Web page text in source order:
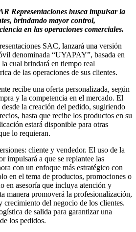
Representaciones busca impulsar la
brindando mayor control,
en las operaciones comerciales.
SAC, lanzará una versión
denominada “UYAPAY”, basada en
cual brindará en tiempo real
de las operaciones de sus clientes.
recibe una oferta personalizada, según
y la competencia en el mercado. El
la creación del pedido, sugiriendo
hasta que recibe los productos en su
estará disponible para otras
lo requieran.
cliente y vendedor. El uso de la
impulsará a que se replantee las
con un enfoque más estratégico con
en el tema de productos, promociones o
en asesoría que incluya atención y
manera promoverá la profesionalización,
del negocio de los clientes.
de salida para garantizar una
los pedidos.